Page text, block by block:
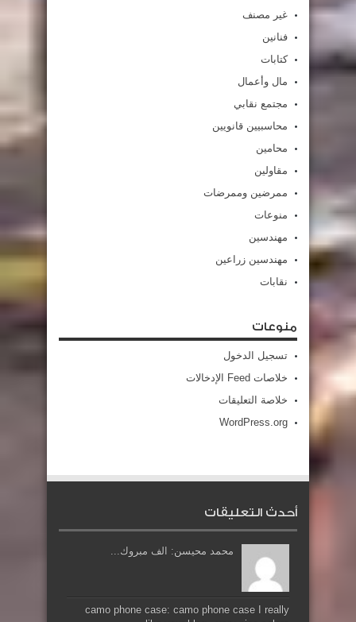
غير مصنف
فنانين
كتابات
مال وأعمال
مجتمع نقابي
محاسبيين قانويين
محامين
مقاولين
ممرضين وممرضات
منوعات
مهندسين
مهندسين زراعين
نقابات
منوعات
تسجيل الدخول
خلاصات Feed الإدخالات
خلاصة التعليقات
WordPress.org
أحدث التعليقات
محمد محيسن: الف مبروك...
camo phone case: camo phone case I really